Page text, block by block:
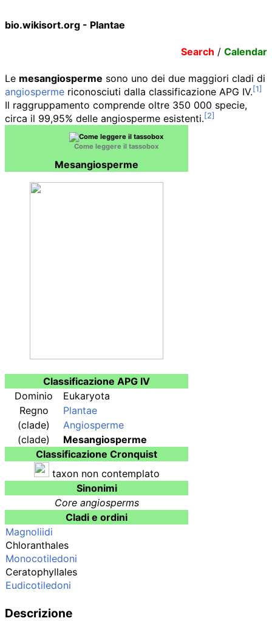
bio.wikisort.org - Plantae
Search / Calendar
Le mesangiosperme sono uno dei due maggiori cladi di
angiosperme riconosciuti dalla classificazione APG IV.
Il raggruppamento comprende oltre 350 000 specie,
circa il 99,95% delle angiosperme esistenti.
Come leggere il tassobox
Mesangiosperme
Classificazione APG IV
Dominio
Eukaryota
Regno
Plantae
(clade)
Angiosperme
(clade)
Mesangiosperme
Classificazione Cronquist
taxon non contemplato
Sinonimi
Core angiosperms
Cladi e ordini
Magnoliidi
Chloranthales
Monocotiledoni
Ceratophyllales
Eudicotiledoni
Descrizione